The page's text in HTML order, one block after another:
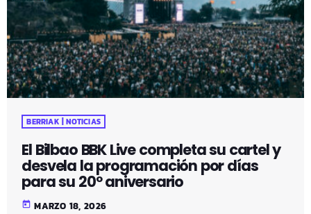
BERRIAK | NOTICIAS
El Bilbao BBK Live completa su cartel y
desvela la programación por días
para su 20º aniversario
today MARZO 18, 2026